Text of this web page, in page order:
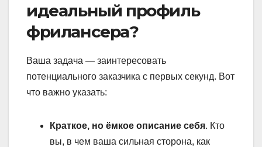
идеальный профиль
фрилансера?
Ваша задача — заинтересовать
потенциального заказчика с первых секунд. Вот
что важно указать:
Краткое, но ёмкое описание себя. Кто
вы, в чем ваша сильная сторона, как